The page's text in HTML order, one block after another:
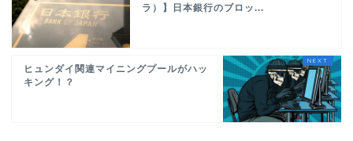
ラ）】日本銀行のブロッ...
ヒュンダイ関連マイニングプールがハッ
キング！？